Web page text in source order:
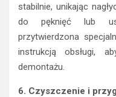
stabilnie, unikając
do pęknięć lub
przytwierdzona
instrukcją obsługi,
demontażu.
6. Czyszczenie i